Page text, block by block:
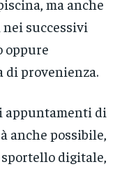
ma anche
successivi
oppure
di provenienza.
appuntamenti di
anche possibile,
digitale,